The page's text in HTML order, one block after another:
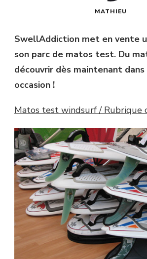
MATHIEU
SwellAddiction met en vente
son parc de matos test. Du
découvrir dès maintenant
occasion !
Matos test windsurf / Rubrique